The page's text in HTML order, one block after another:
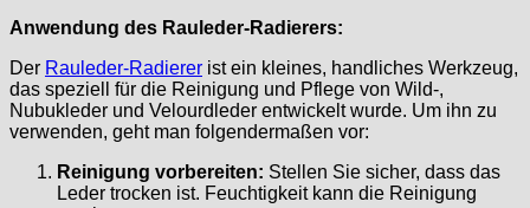
Anwendung des Rauleder-Radierers:
Der Rauleder-Radierer ist ein kleines, handliches Werkzeug,
das speziell für die Reinigung und Pflege von Wild-,
Nubukleder und Velourdleder entwickelt wurde. Um ihn zu
verwenden, geht man folgendermaßen vor:
Reinigung vorbereiten: Stellen Sie sicher, dass das
Leder trocken ist. Feuchtigkeit kann die Reinigung